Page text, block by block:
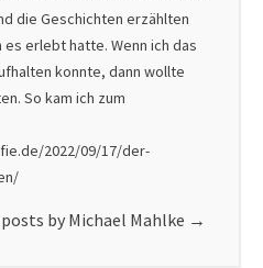
die Geschichten erzählten
erlebt hatte. Wenn ich das
konnte, dann wollte
So kam ich zum
2022/09/17/der-
by Michael Mahlke →